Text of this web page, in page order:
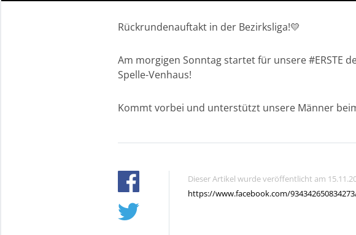
Rückrundenauftakt in der Bezirksliga!💛
Am morgigen Sonntag startet für unsere #ERSTE
Spelle-Venhaus!
Kommt vorbei und unterstützt unsere Männer
Dieser Artikel wurde veröffentlicht am
https://www.facebook.com/